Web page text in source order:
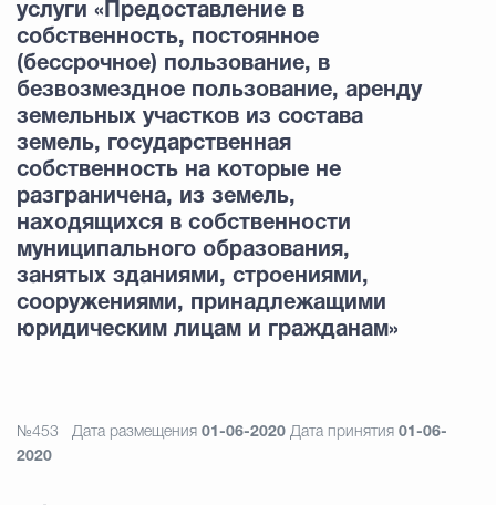
услуги «Предоставление в
собственность, постоянное
(бессрочное) пользование, в
безвозмездное пользование, аренду
земельных участков из состава
земель, государственная
собственность на которые не
разграничена, из земель,
находящихся в собственности
муниципального образования,
занятых зданиями, строениями,
сооружениями, принадлежащими
юридическим лицам и гражданам»
№453 Дата размещения 01-06-2020 Дата принятия 01-06-
2020